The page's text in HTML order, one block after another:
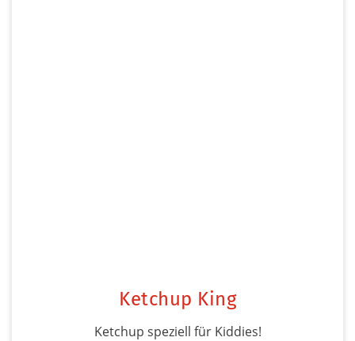
Ketchup King
Ketchup speziell für Kiddies!